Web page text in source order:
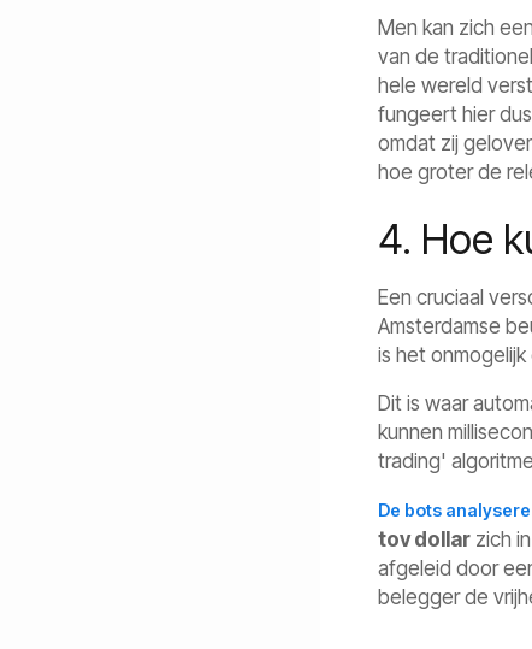
Men kan zich
van de
hele wereld
fungeert hier
omdat zij
hoe groter de
4. Hoe
Een cruciaal
Amsterdamse
is het
Dit is waar
kunnen
trading'
De bots
tov dollar zich
afgeleid door
belegger de